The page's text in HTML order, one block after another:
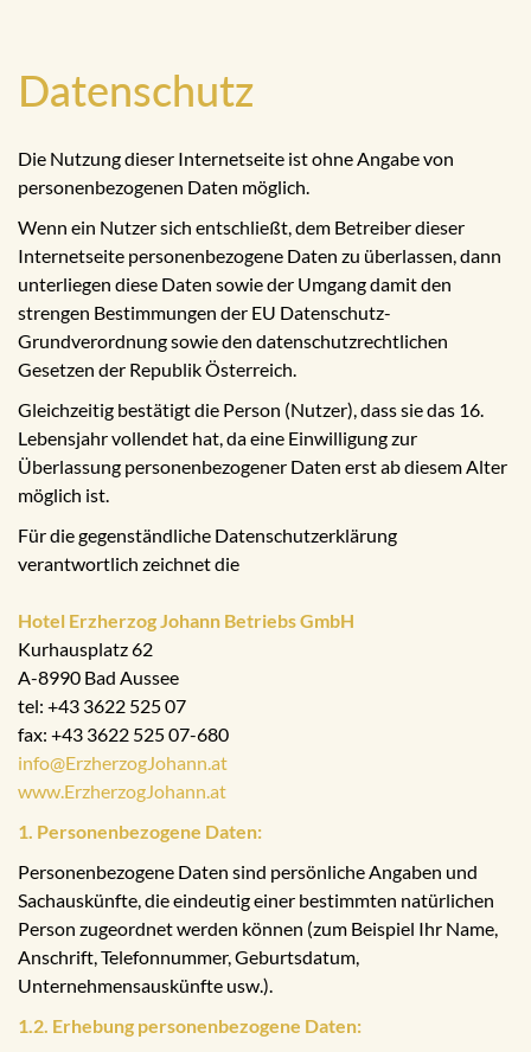
Datenschutz
Die Nutzung dieser Internetseite ist ohne Angabe von
personenbezogenen Daten möglich.
Wenn ein Nutzer sich entschließt, dem Betreiber dieser
Internetseite personenbezogene Daten zu überlassen, dann
unterliegen diese Daten sowie der Umgang damit den
strengen Bestimmungen der EU Datenschutz-
Grundverordnung sowie den datenschutzrechtlichen
Gesetzen der Republik Österreich.
Gleichzeitig bestätigt die Person (Nutzer), dass sie das 16.
Lebensjahr vollendet hat, da eine Einwilligung zur
Überlassung personenbezogener Daten erst ab diesem Alter
möglich ist.
Für die gegenständliche Datenschutzerklärung
verantwortlich zeichnet die
Hotel Erzherzog Johann Betriebs GmbH
Kurhausplatz 62
A-8990 Bad Aussee
tel: +43 3622 525 07
fax: +43 3622 525 07-680
info@ErzherzogJohann.at
www.ErzherzogJohann.at
1. Personenbezogene Daten:
Personenbezogene Daten sind persönliche Angaben und
Sachauskünfte, die eindeutig einer bestimmten natürlichen
Person zugeordnet werden können (zum Beispiel Ihr Name,
Anschrift, Telefonnummer, Geburtsdatum,
Unternehmensauskünfte usw.).
1.2. Erhebung personenbezogene Daten: